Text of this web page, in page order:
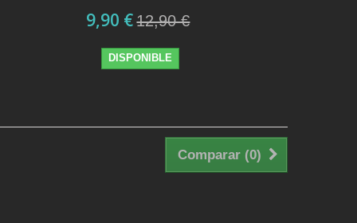
9,90 € 12,90 €
DISPONIBLE
Comparar (0)